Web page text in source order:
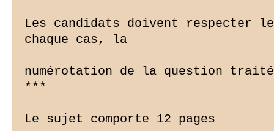
Les candidats doivent respecter
chaque cas, la
numérotation de la question
***
Le sujet comporte 12 pages